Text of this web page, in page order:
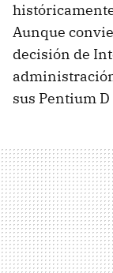
Aunque
decisión de
sus Pentium